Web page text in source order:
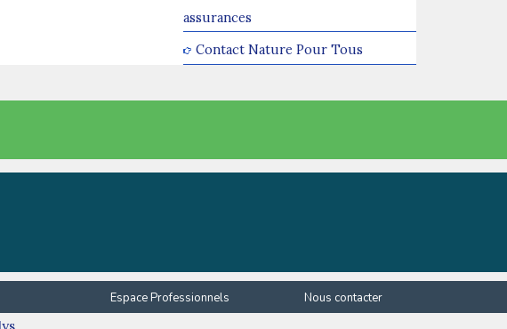
assurances
Contact Nature Pour Tous
Espace Professionnels Nous contacter